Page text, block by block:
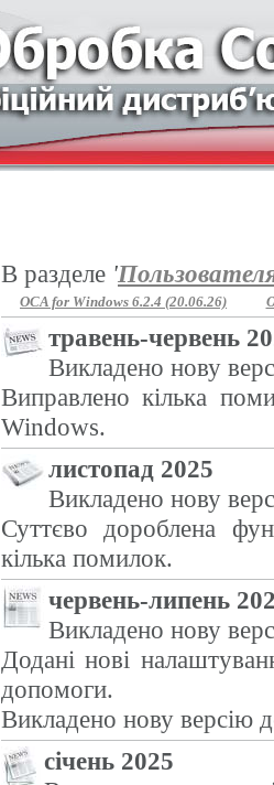
В разделе '
OCA for Windows 6.2.4 (20.06.26)
травень-червень
Викладено нову
Виправлено кілька
Windows.
листопад 2025
Викладено нову
Суттєво дороблена
кілька помилок.
червень-липень
Викладено нову
Додані нові
допомоги.
Викладено нову версію
січень 2025